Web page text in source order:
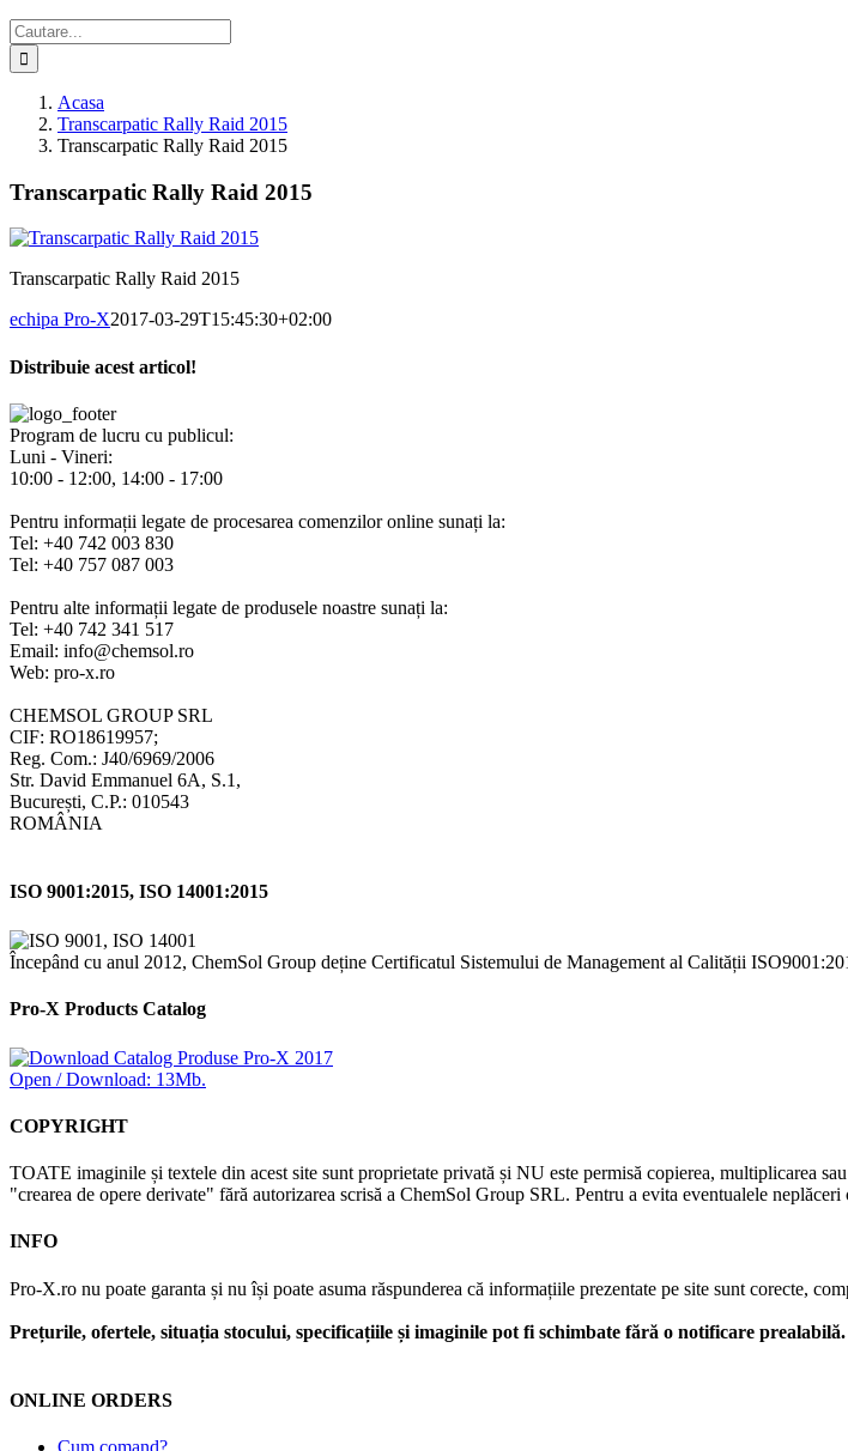
Cautare...
Acasa
Transcarpatic Rally Raid 2015
Transcarpatic Rally Raid 2015
Transcarpatic Rally Raid 2015
Transcarpatic Rally Raid 2015
echipa Pro-X2017-03-29T15:45:30+02:00
Distribuie acest articol!
Facebook
X
Pinterest
E-
mail:
Program de lucru cu publicul:
Luni - Vineri:
10:00 - 12:00, 14:00 - 17:00
Pentru informații legate de procesarea comenzilor online sunați la:
Tel: +40 742 003 830
Tel: +40 757 087 003
Pentru alte informații legate de produsele noastre sunați la:
Tel: +40 742 341 517
Email: info@chemsol.ro
Web: pro-x.ro
CHEMSOL GROUP SRL
CIF: RO18619957;
Reg. Com.: J40/6969/2006
Str. David Emmanuel 6A, S.1,
București, C.P.: 010543
ROMÂNIA
ISO 9001:2015, ISO 14001:2015
Începând cu anul 2012, ChemSol Group deține Certificatul Sistemului de Management al Calității
Pro-X Products Catalog
Open / Download: 13Mb.
COPYRIGHT
TOATE imaginile și textele din acest site sunt proprietate privată și NU este permisă copierea, multiplicarea
"crearea de opere derivate" fără autorizarea scrisă a ChemSol Group SRL. Pentru a evita eventualele
INFO
Pro-X.ro nu poate garanta și nu își poate asuma răspunderea că informațiile prezentate pe site sunt corecte,
Prețurile, ofertele, situația stocului, specificațiile și imaginile pot fi schimbate fără o notificare prealabilă.
ONLINE ORDERS